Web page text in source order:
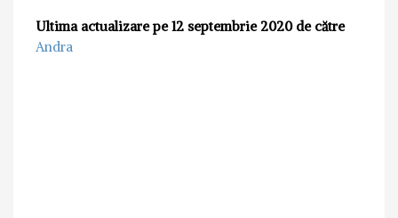
Ultima actualizare pe 12 septembrie 2020 de către
Andra